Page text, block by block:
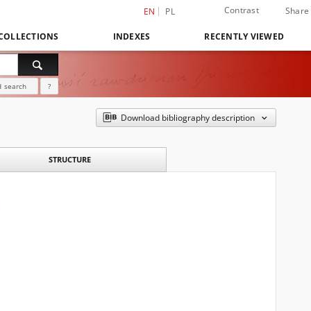
EN PL Contrast Share
INDEXES RECENTLY VIEWED
search ?
Download bibliography description
STRUCTURE